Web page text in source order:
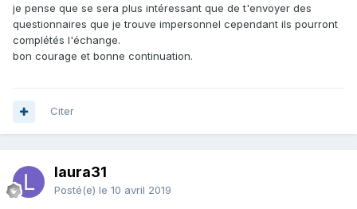
je pense que se sera plus intéressant que de t'envoyer des
questionnaires que je trouve impersonnel cependant ils pourront
complétés l'échange.
bon courage et bonne continuation.
Citer
laura31
Posté(e) le 10 avril 2019